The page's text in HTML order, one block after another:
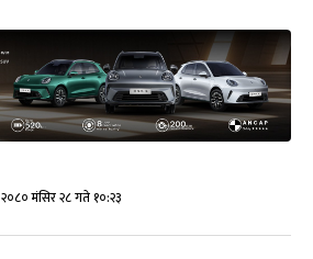
२०८० मंसिर २८ गते १०:२३